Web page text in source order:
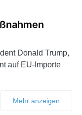
Donald Trump,
auf EU-Importe
Mehr anzeigen